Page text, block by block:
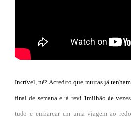
Incrível, né? Acredito que muitas já tenham
final de semana e já revi 1milhão de
tudo e embarcar em uma viagem ao